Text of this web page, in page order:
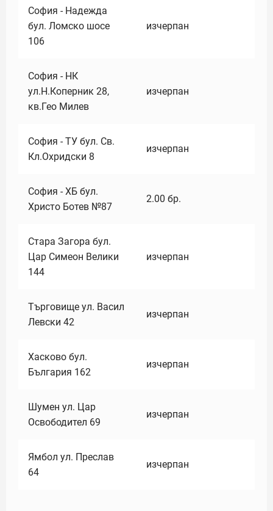
София - Надежда
бул. Ломско шосе
106
изчерпан
София - НК
ул.Н.Коперник 28,
кв.Гео Милев
изчерпан
София - ТУ бул. Св.
Кл.Охридски 8
изчерпан
София - ХБ бул.
Христо Ботев №87
2.00 бр.
Стара Загора бул.
Цар Симеон Велики
144
изчерпан
Търговище ул. Васил
Левски 42
изчерпан
Хасково бул.
България 162
изчерпан
Шумен ул. Цар
Освободител 69
изчерпан
Ямбол ул. Преслав
64
изчерпан